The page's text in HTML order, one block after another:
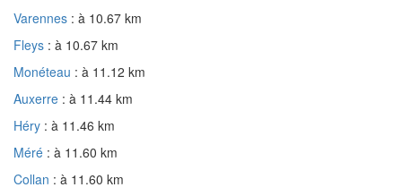
Varennes : à 10.67 km
Fleys : à 10.67 km
Monéteau : à 11.12 km
Auxerre : à 11.44 km
Héry : à 11.46 km
Méré : à 11.60 km
Collan : à 11.60 km